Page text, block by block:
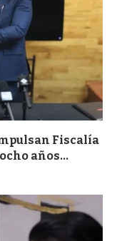
Fiscalía
años...